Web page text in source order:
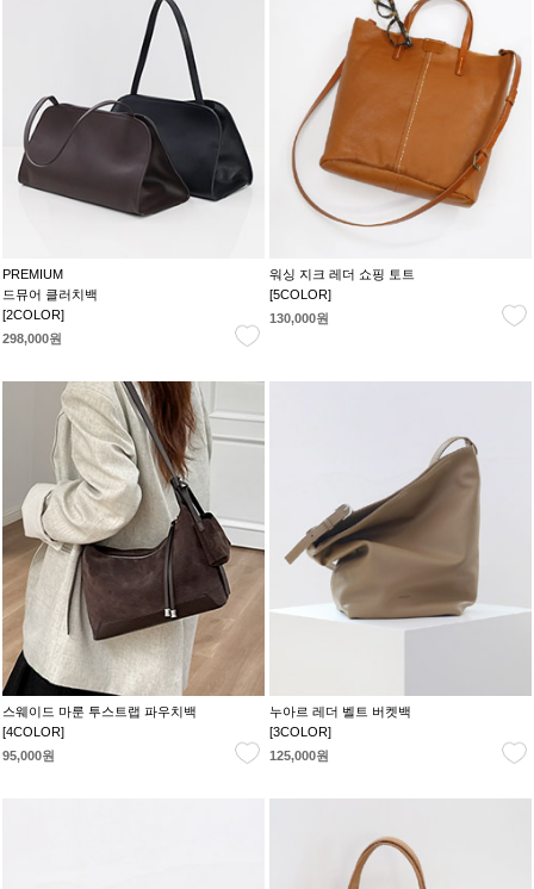
PREMIUM
드뮤어 클러치백
[2COLOR]
298,000원
워싱 지크 레더 쇼핑 토트
[5COLOR]
130,000원
스웨이드 마룬 투스트랩 파우치백
[4COLOR]
95,000원
누아르 레더 벨트 버켓백
[3COLOR]
125,000원